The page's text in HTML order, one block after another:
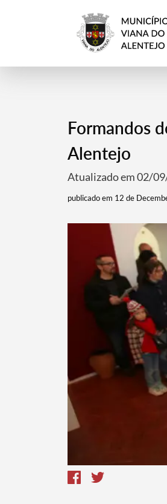
Formandos
Alentejo
Atualizado em 02/
publicado em 12 de